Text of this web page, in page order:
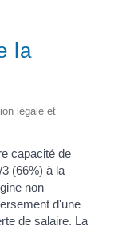
la
légale et
capacité de
(66%) à la
non
d'une
de salaire. La